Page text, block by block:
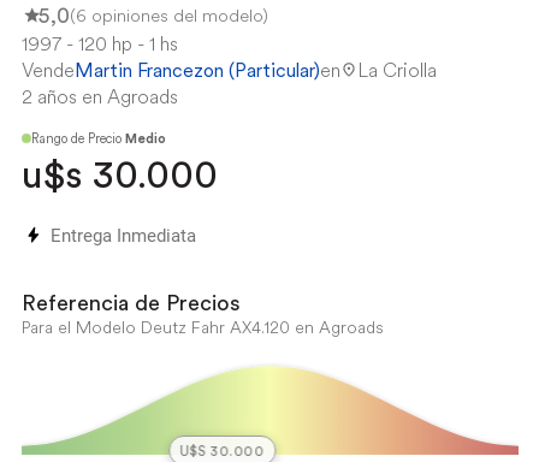
5,0(6 opiniones del modelo)
1997 120 hp
1 hs
VendeMartin Francezon (Particular)en
La Criolla
2 años en Agroads
Rango de Precio Medio
u$s 30.000
Entrega Inmediata
Referencia de Precios
Para el Modelo Deutz Fahr AX4.120 en Agroads
U$S 30.000